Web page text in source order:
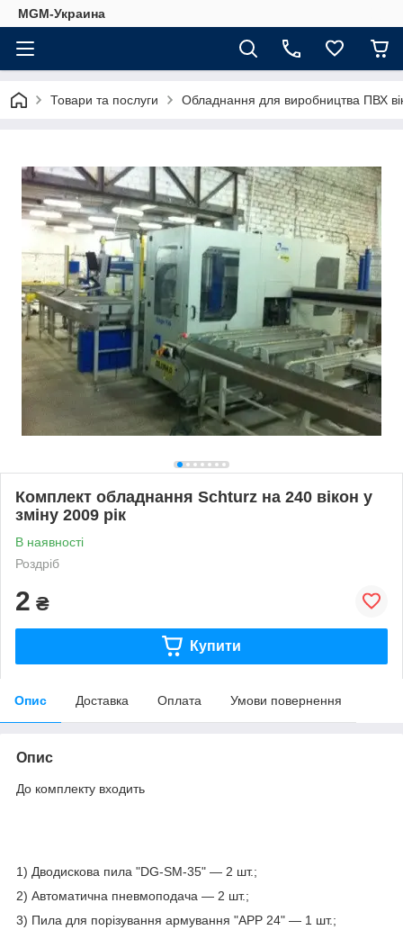
MGM-Украина
Товари та послуги Обладнання для виробництва ПВХ
Комплект обладнання Schturz на 240 вікон у
зміну 2009 рік
В наявності
Роздріб
2 ₴
Купити
Опис Доставка Оплата Умови повернення
Опис
До комплекту входить
1) Дводискова пила "DG-SM-35" — 2 шт.;
2) Автоматична пневмоподача — 2 шт.;
3) Пила для порізування армування "APP 24" — 1 шт.;